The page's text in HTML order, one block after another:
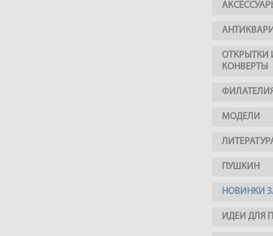
ОТКРЫТКИ
КОНВЕРТЫ
МОДЕЛИ
ПУШКИН
НОВИНКИ
ИДЕИ ДЛЯ